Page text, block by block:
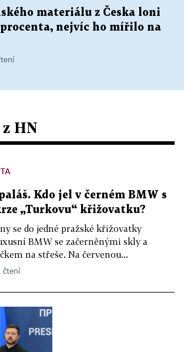
materiálu z Česka loni
procenta, nejvíc ho mířilo na
HN
Kdo jel v černém BMW s
„Turkovu“ křižovatku?
se do jedné pražské křižovatky
BMW se začerněnými skly a
na střeše. Na červenou...
čtení